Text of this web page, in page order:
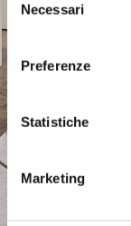
del
consenso
Necessari
Preferenze
Statistiche
Marketing